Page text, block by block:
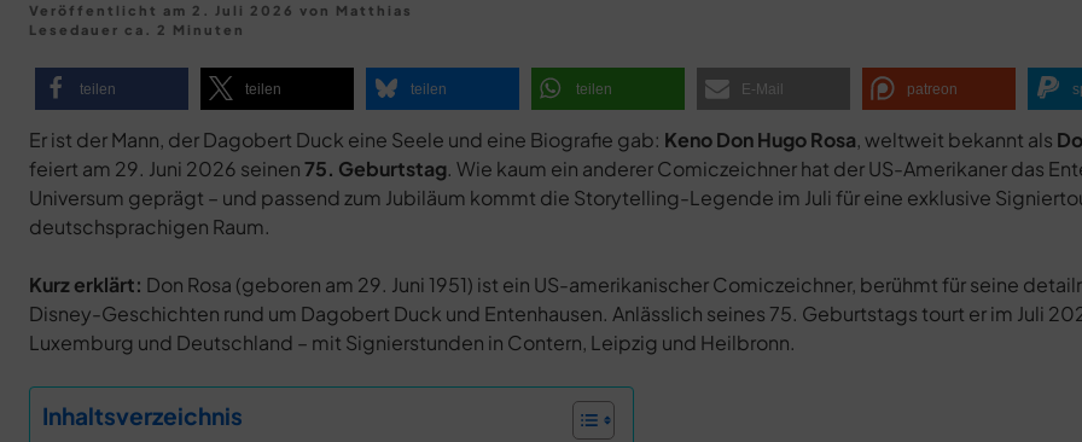
Veröffentlicht am 2. Juli 2026 von Matthias
Lesedauer ca. 2 Minuten
teilen teilen teilen teilen E-Mail patreon
Er ist der Mann, der Dagobert Duck eine Seele und eine Biografie gab: Keno Don Hugo Rosa, weltweit bekannt als
feiert am 29. Juni 2026 seinen75. Geburtstag. Wie kaum ein anderer Comiczeichner hat der US-Amerikaner das
Universum geprägt – und passend zum Jubiläum kommt die Storytelling-Legende im Juli für eine exklusive
deutschsprachigen Raum.
Kurz erklärt: Don Rosa (geboren am 29. Juni 1951) ist ein US-amerikanischer Comiczeichner, berühmt für seine
Disney-Geschichten rund um Dagobert Duck und Entenhausen. Anlässlich seines 75. Geburtstags tourt er im Juli
Luxemburg und Deutschland – mit Signierstunden in Contern, Leipzig und Heilbronn.
Inhaltsverzeichnis